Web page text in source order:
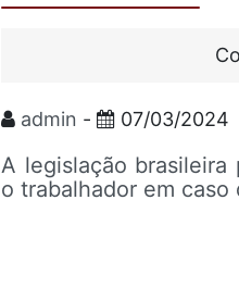
admin - 07/03/2024
A legislação
o trabalhador em